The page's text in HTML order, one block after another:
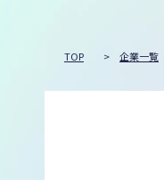
TOP > 企業一覧